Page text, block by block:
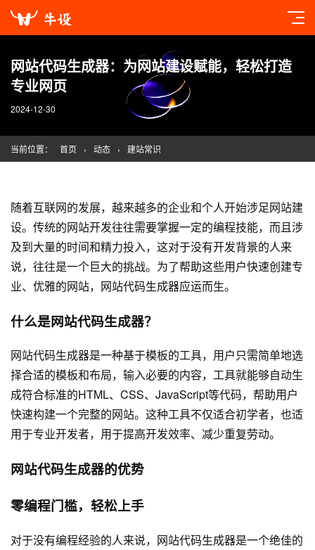
网站代码生成器：为网站建设赋能，轻松打造
专业网页
2024-12-30
当前位置： 首页 › 动态 › 建站常识
随着互联网的发展，越来越多的企业和个人开始涉足网站建
设。传统的网站开发往往需要掌握一定的编程技能，而且涉
及到大量的时间和精力投入，这对于没有开发背景的人来
说，往往是一个巨大的挑战。为了帮助这些用户快速创建专
业、优雅的网站，网站代码生成器应运而生。
什么是网站代码生成器？
网站代码生成器是一种基于模板的工具，用户只需简单地选
择合适的模板和布局，输入必要的内容，工具就能够自动生
成符合标准的HTML、CSS、JavaScript等代码，帮助用户
快速构建一个完整的网站。这种工具不仅适合初学者，也适
用于专业开发者，用于提高开发效率、减少重复劳动。
网站代码生成器的优势
零编程门槛，轻松上手
对于没有编程经验的人来说，网站代码生成器是一个绝佳的